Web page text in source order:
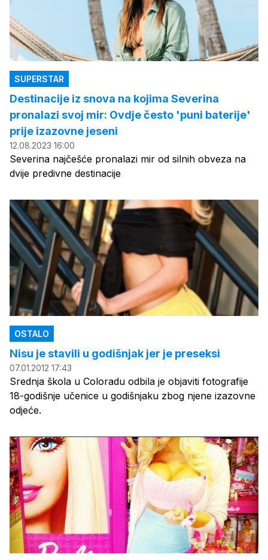
SUPERSTAR
Destinacije iz snova na kojima Severina
pronalazi svoj mir: Ovdje često 'puni baterije'
prije izazovne jeseni
12.08.2023 16:00
Severina najčešće pronalazi mir od silnih obveza na
dvije predivne destinacije
OSTALO
Nisu je stavili u godišnjak jer je preseksi
07.01.2012 17:43
Srednja škola u Coloradu odbila je objaviti fotografije
18-godišnje učenice u godišnjaku zbog njene izazovne
odjeće.